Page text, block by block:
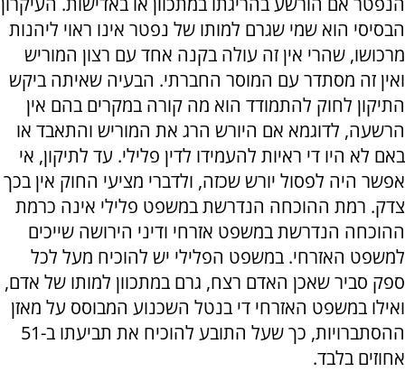
הבסיסי הוא שמי שגרם למותו של נפטר אינו ראוי ליהנות
מרכושו, שהרי אין זה עולה בקנה אחד עם רצון המוריש
ואין זה מסתדר עם המוסר החברתי. הבעיה שאיתה ביקש
התיקון לחוק להתמודד הוא מה קורה במקרים בהם אין
הרשעה, לדוגמא אם היורש הרג את המוריש והתאבד או
באם לא היו די ראיות להעמידו לדין פלילי. עד לתיקון, אי
אפשר היה לפסול יורש שכזה, ולדברי מציעי החוק אין בכך
צדק. רמת ההוכחה הנדרשת במשפט פלילי אינה כרמת
ההוכחה הנדרשת במשפט אזרחי ודיני הירושה שייכים
למשפט האזרחי. במשפט הפלילי יש להוכיח מעל לכל
ספק סביר שאכן האדם רצח, גרם במתכוון למותו של אדם,
ואילו במשפט האזרחי די בנטל השכנוע המבוסס על מאזן
ההסתברויות, כך שעל התובע להוכיח את תביעתו ב-51
אחוזים בלבד.